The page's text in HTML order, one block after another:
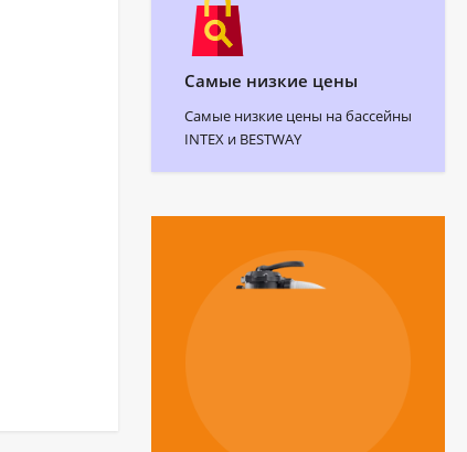
Самые низкие цены
Самые низкие цены на бассейны
INTEX и BESTWAY